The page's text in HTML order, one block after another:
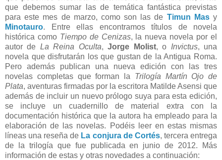
que debemos sumar las de temática fantástica previstas
para este mes de marzo, como son las de Timun Masy
Minotauro. Entre ellas encontramos títulos de novela
histórica como Tiempo de Cenizas, la nueva novela por el
autor de La Reina Oculta,Jorge Molist, o Invictus, una
novela que disfrutarán los que gustan de la Antigua Roma.
Pero además publican una nueva edición con las tres
novelas completas que forman la Trilogía Martín Ojo de
Plata, aventuras firmadas por la escritora Matilde Asensi que
además de incluir un nuevo prólogo suya para esta edición,
se incluye un cuadernillo de material extra con la
documentación histórica que la autora ha empleado para la
elaboración de las novelas. Podéis leer en estas mismas
líneas una reseña de La conjura de Cortés, tercera entrega
de la trilogía que fue publicada en junio de 2012. Más
información de estas y otras novedades a continuación: